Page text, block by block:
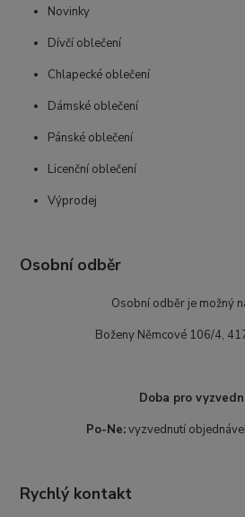
Novinky
Dívčí oblečení
Chlapecké oblečení
Dámské oblečení
Pánské oblečení
Licenční oblečení
Výprodej
Osobní odběr
Osobní odběr je možný
Boženy Němcové 106/4,
Doba pro
Po-Ne:vyzvednutí
Rychlý kontakt